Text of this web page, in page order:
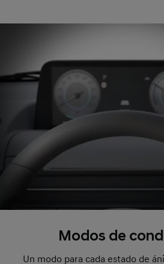
Modos de
Un modo para cada estado de